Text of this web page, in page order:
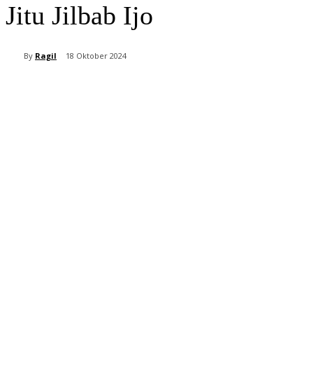
Jitu Jilbab Ijo
By Ragil 18 Oktober 2024